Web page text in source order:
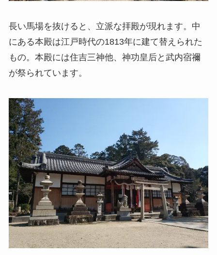
長い馬場を抜けると、立派な拝殿が現れます。中
にある本殿は江戸時代の1813年に建て替えられた
もの。本殿には住吉三神他、神功皇后と武内宿禰
が祭られています。